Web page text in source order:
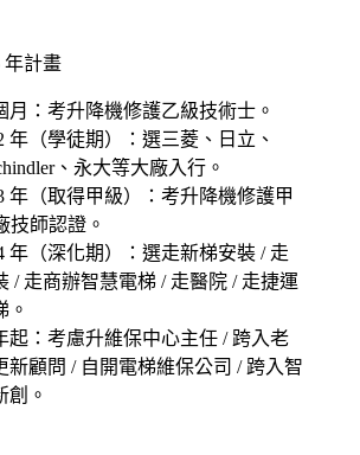
年計畫
月 ：考升降機修護乙級技術士 。
年（學徒期）
：選三菱、日立、
、永大等大廠入行。
年（取得甲級）
：考升降機修護甲
技師認證 。
年（深化期）
：選走新梯安裝 / 走
/ 走商辦智慧電梯 / 走醫院 / 走捷運
。
起 ：考慮升維保中心主任 / 跨入老
新顧問 / 自開電梯維保公司 / 跨入智
創 。